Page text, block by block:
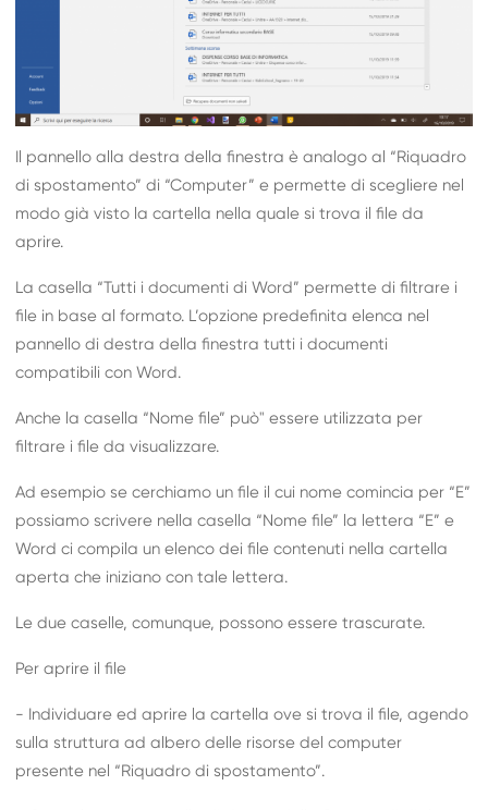
Il pannello alla destra della finestra è analogo al “Riquadro
di spostamento” di “Computer” e permette di scegliere nel
modo già visto la cartella nella quale si trova il file da
aprire.
La casella “Tutti i documenti di Word” permette di filtrare i
file in base al formato. L’opzione predefinita elenca nel
pannello di destra della finestra tutti i documenti
compatibili con Word.
Anche la casella “Nome file” può" essere utilizzata per
filtrare i file da visualizzare.
Ad esempio se cerchiamo un file il cui nome comincia per “E”
possiamo scrivere nella casella “Nome file” la lettera “E” e
Word ci compila un elenco dei file contenuti nella cartella
aperta che iniziano con tale lettera.
Le due caselle, comunque, possono essere trascurate.
Per aprire il file
- Individuare ed aprire la cartella ove si trova il file, agendo
sulla struttura ad albero delle risorse del computer
presente nel “Riquadro di spostamento”.